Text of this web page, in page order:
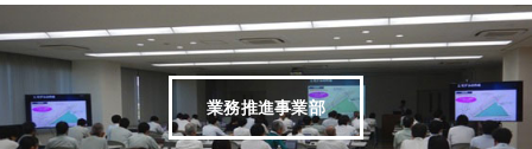
業務推進事業部